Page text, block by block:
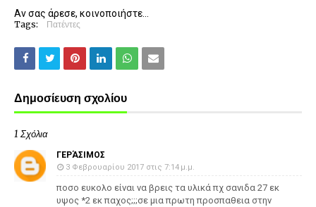
Αν σας άρεσε, κοινοποιήστε...
Tags: Πατέντες
Δημοσίευση σχολίου
1 Σχόλια
ΓΕΡΆΣΙΜΟΣ
3 Φεβρουαρίου 2017 στις 7:14 μ.μ.
ποσο ευκολο είναι να βρεις τα υλικά πχ σανιδα 27 εκ
υψος *2 εκ παχος;;;σε μια πρωτη προσπαθεια στην